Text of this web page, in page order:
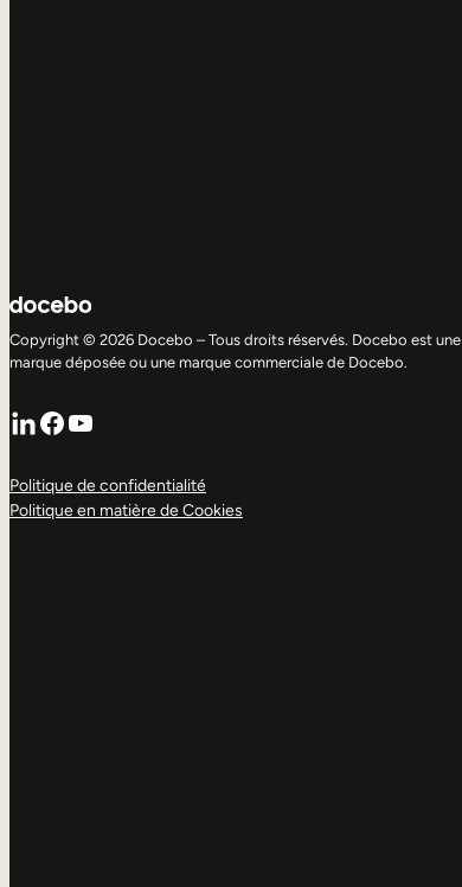
Copyright © 2026 Docebo – Tous droits réservés. Docebo est une
marque déposée ou une marque commerciale de Docebo.
LinkedIn
Facebook
YouTube
Politique de confidentialité
Politique en matière de Cookies